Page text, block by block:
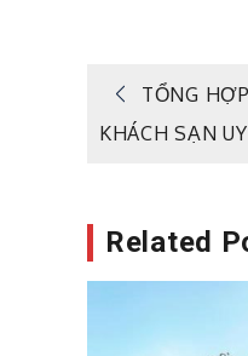
Điều
bài
TỔNG
KHÁCH SẠN
Related